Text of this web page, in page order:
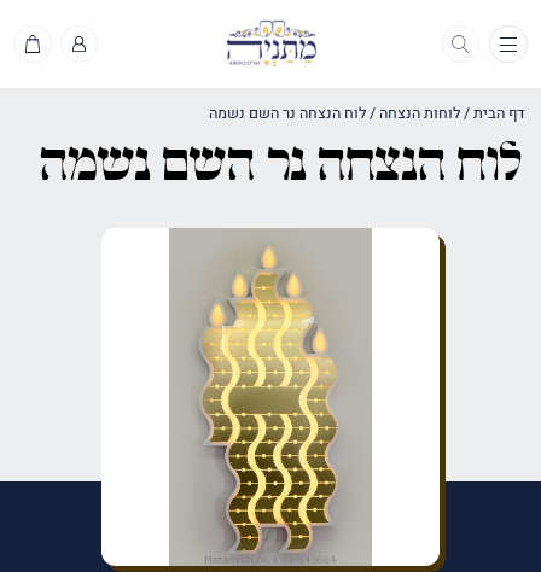
תפריט
דף הבית/לוחות הנצחה /לוח הנצחה נר השם נשמה
לוח הנצחה נר השם נשמה